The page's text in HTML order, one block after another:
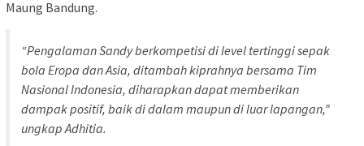
Maung Bandung.
“Pengalaman Sandy berkompetisi di level tertinggi sepak
bola Eropa dan Asia, ditambah kiprahnya bersama Tim
Nasional Indonesia, diharapkan dapat memberikan
dampak positif, baik di dalam maupun di luar lapangan,”
ungkap Adhitia.